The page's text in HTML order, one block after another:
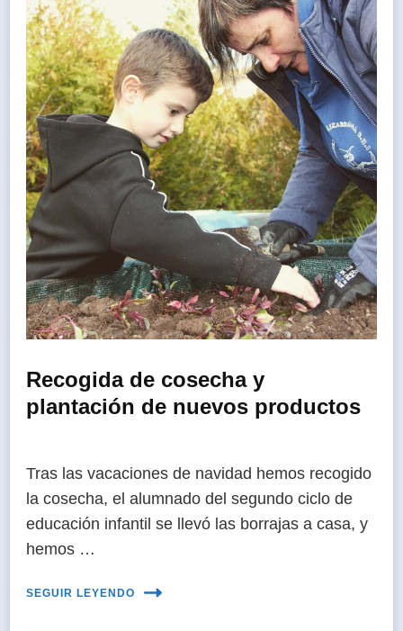
Recogida de cosecha y
plantación de nuevos productos
Tras las vacaciones de navidad hemos recogido
la cosecha, el alumnado del segundo ciclo de
educación infantil se llevó las borrajas a casa, y
hemos …
SEGUIR LEYENDO